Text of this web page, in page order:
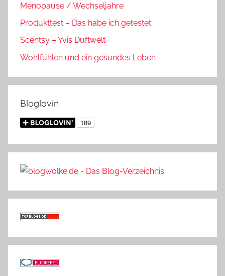
Menopause / Wechseljahre
Produkttest – Das habe ich getestet
Scentsy – Yvis Duftwelt
Wohlfühlen und ein gesundes Leben
Bloglovin